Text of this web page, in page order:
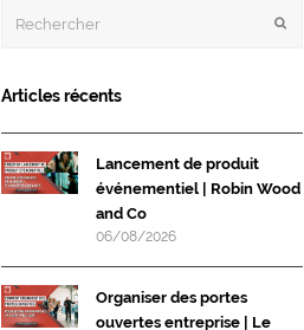
Articles récents
Lancement de produit
événementiel | Robin Wood
and Co
06/08/2026
Organiser des portes
ouvertes entreprise | Le